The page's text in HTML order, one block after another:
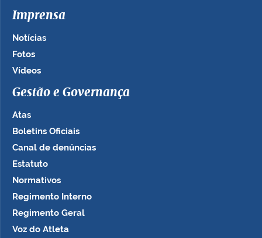
Imprensa
Notícias
Fotos
Vídeos
Gestão e Governança
Atas
Boletins Oficiais
Canal de denúncias
Estatuto
Normativos
Regimento Interno
Regimento Geral
Voz do Atleta